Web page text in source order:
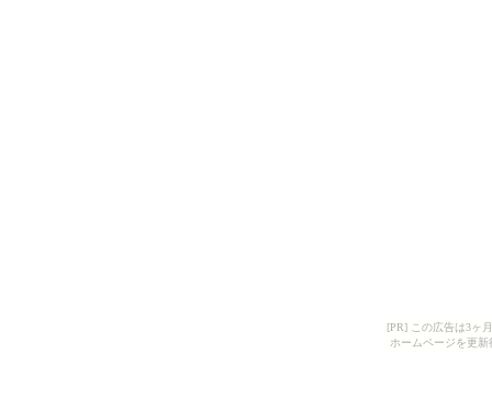
[PR] この広告は3ヶ
ホームページを更